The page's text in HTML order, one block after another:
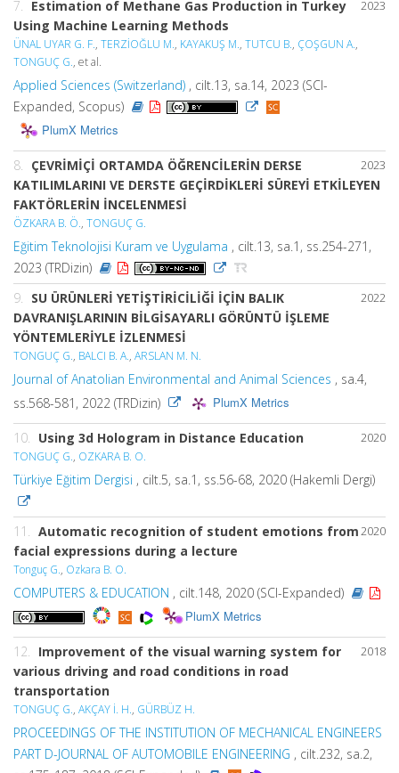
2023
7.
Estimation of Methane Gas Production in Turkey
Using Machine Learning Methods
ÜNAL UYAR G. F., TERZİOĞLU M., KAYAKUŞ M., TUTCU B., ÇOŞGUN A.,
TONGUÇ G., et al.
Applied Sciences (Switzerland) , cilt.13, sa.14, 2023 (SCI-
Expanded, Scopus)
PlumX Metrics
2023
8.
ÇEVRİMİÇİ ORTAMDA ÖĞRENCİLERİN DERSE
KATILIMLARINI VE DERSTE GEÇİRDİKLERİ SÜREYİ ETKİLEYEN
FAKTÖRLERİN İNCELENMESİ
ÖZKARA B. Ö., TONGUÇ G.
Eğitim Teknolojisi Kuram ve Uygulama , cilt.13, sa.1, ss.254-271,
2023 (TRDizin)
2022
9.
SU ÜRÜNLERİ YETİŞTİRİCİLİĞİ İÇİN BALIK
DAVRANIŞLARININ BİLGİSAYARLI GÖRÜNTÜ İŞLEME
YÖNTEMLERİYLE İZLENMESİ
TONGUÇ G., BALCI B. A., ARSLAN M. N.
Journal of Anatolian Environmental and Animal Sciences , sa.4,
ss.568-581, 2022 (TRDizin)
PlumX Metrics
2020
10. Using 3d Hologram in Distance Education
TONGUÇ G., OZKARA B. O.
Türkiye Eğitim Dergisi , cilt.5, sa.1, ss.56-68, 2020 (Hakemli Dergi)
2020
11.
Automatic recognition of student emotions from
facial expressions during a lecture
Tonguç G., Ozkara B. O.
COMPUTERS & EDUCATION , cilt.148, 2020 (SCI-Expanded)
PlumX Metrics
2018
12.
Improvement of the visual warning system for
various driving and road conditions in road
transportation
TONGUÇ G., AKÇAY İ. H., GÜRBÜZ H.
PROCEEDINGS OF THE INSTITUTION OF MECHANICAL ENGINEERS
PART D-JOURNAL OF AUTOMOBILE ENGINEERING , cilt.232, sa.2,